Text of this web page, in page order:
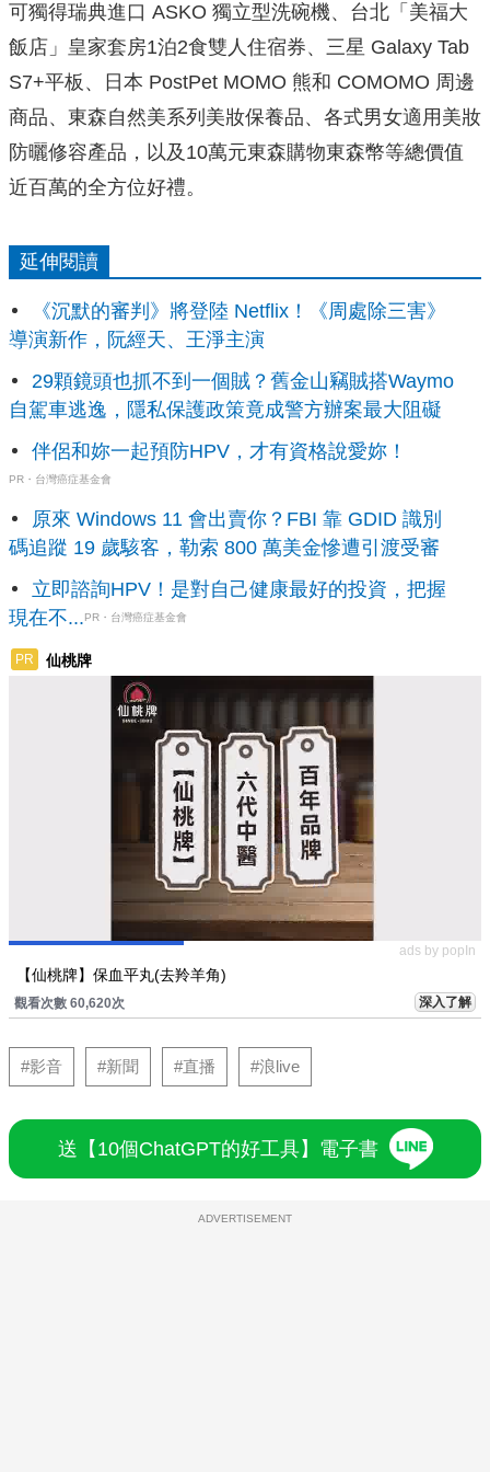
可獨得瑞典進口 ASKO 獨立型洗碗機、台北「美福大
飯店」皇家套房1泊2食雙人住宿券、三星 Galaxy Tab
S7+平板、日本 PostPet MOMO 熊和 COMOMO 周邊
商品、東森自然美系列美妝保養品、各式男女適用美妝
防曬修容產品，以及10萬元東森購物東森幣等總價值
近百萬的全方位好禮。
延伸閱讀
《沉默的審判》將登陸 Netflix！《周處除三害》
導演新作，阮經天、王淨主演
29顆鏡頭也抓不到一個賊？舊金山竊賊搭Waymo
自駕車逃逸，隱私保護政策竟成警方辦案最大阻礙
伴侶和妳一起預防HPV，才有資格說愛妳！
PR・台灣癌症基金會
原來 Windows 11 會出賣你？FBI 靠 GDID 識別
碼追蹤 19 歲駭客，勒索 800 萬美金慘遭引渡受審
立即諮詢HPV！是對自己健康最好的投資，把握
現在不...PR・台灣癌症基金會
PR 仙桃牌
ads by popIn
【仙桃牌】保血平丸(去羚羊角)
觀看次數 60,620次 深入了解
#影音 #新聞 #直播 #浪live
送【10個ChatGPT的好工具】電子書
ADVERTISEMENT